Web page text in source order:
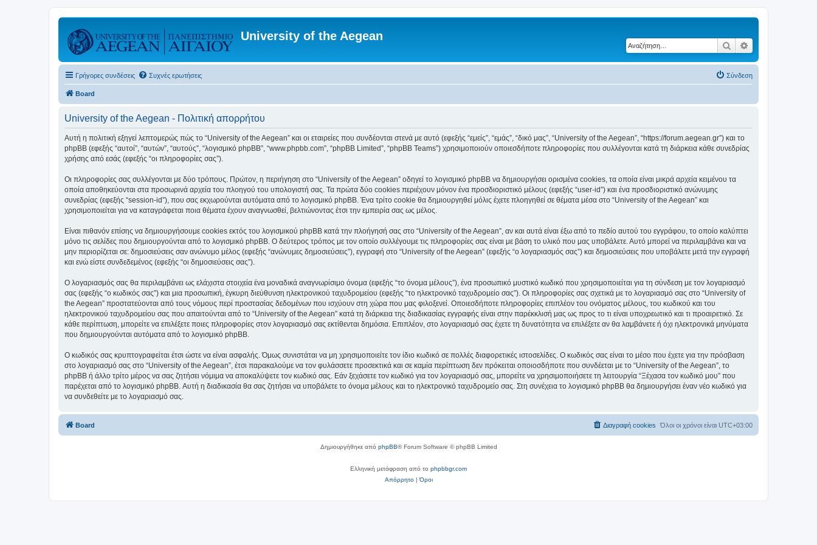
University of the Aegean
Αναζήτηση
Γρήγορες συνδέσεις Συχνές ερωτήσεις Σύνδεση
Board
University of the Aegean - Πολιτική απορρήτου
Αυτή η πολιτική εξηγεί λεπτομερώς πώς το “University of the Aegean” και οι εταιρείες που συνδέονται στενά με αυτό (εφεξής “εμείς”, “εμάς”, “δικό μας”, “University of the Aegean”, “https://forum.aegean.gr”) και το
phpBB (εφεξής “αυτοί”, “αυτών”, “αυτούς”, “λογισμικό phpBB”, “www.phpbb.com”, “phpBB Limited”, “phpBB Teams”) χρησιμοποιούν οποιεσδήποτε πληροφορίες που συλλέγονται κατά τη διάρκεια κάθε συνεδρίας
χρήσης από εσάς (εφεξής “οι πληροφορίες σας”).
Οι πληροφορίες σας συλλέγονται με δύο τρόπους. Πρώτον, η περιήγηση στο “University of the Aegean” οδηγεί το λογισμικό phpBB να δημιουργήσει ορισμένα cookies, τα οποία είναι μικρά αρχεία κειμένου τα
οποία αποθηκεύονται στα προσωρινά αρχεία του πλοηγού του υπολογιστή σας. Τα πρώτα δύο cookies περιέχουν μόνον ένα προσδιοριστικό μέλους (εφεξής “user-id”) και ένα προσδιοριστικό ανώνυμης
συνεδρίας (εφεξής “session-id”), που σας εκχωρούνται αυτόματα από το λογισμικό phpBB. Ένα τρίτο cookie θα δημιουργηθεί μόλις έχετε πλοηγηθεί σε θέματα μέσα στο “University of the Aegean” και
χρησιμοποιείται για να καταγράφεται ποια θέματα έχουν αναγνωσθεί, βελτιώνοντας έτσι την εμπειρία σας ως μέλος.
Είναι πιθανόν επίσης να δημιουργήσουμε cookies εκτός του λογισμικού phpBB κατά την πλοήγησή σας στο “University of the Aegean”, αν και αυτά είναι έξω από το πεδίο αυτού του εγγράφου, το οποίο καλύπτει
μόνο τις σελίδες που δημιουργούνται από το λογισμικό phpBB. Ο δεύτερος τρόπος με τον οποίο συλλέγουμε τις πληροφορίες σας είναι με βάση το υλικό που μας υποβάλετε. Αυτό μπορεί να περιλαμβάνει και να
μην περιορίζεται σε: δημοσιεύσεις σαν ανώνυμο μέλος (εφεξής “ανώνυμες δημοσιεύσεις”), εγγραφή στο “University of the Aegean” (εφεξής “ο λογαριασμός σας”) και δημοσιεύσεις που υποβάλετε μετά την εγγραφή
και ενώ είστε συνδεδεμένος (εφεξής “οι δημοσιεύσεις σας”).
Ο λογαριασμός σας θα περιλαμβάνει ως ελάχιστα στοιχεία ένα μοναδικά αναγνωρίσιμο όνομα (εφεξής “το όνομα μέλους”), ένα προσωπικό μυστικό κωδικό που χρησιμοποιείται για τη σύνδεση με τον λογαριασμό
σας (εφεξής “ο κωδικός σας”) και μια προσωπική, έγκυρη διεύθυνση ηλεκτρονικού ταχυδρομείου (εφεξής “το ηλεκτρονικό ταχυδρομείο σας”). Οι πληροφορίες σας σχετικά με το λογαριασμό σας στο “University of
the Aegean” προστατεύονται από τους νόμους περί προστασίας δεδομένων που ισχύουν στη χώρα που μας φιλοξενεί. Οποιεσδήποτε πληροφορίες επιπλέον του ονόματος μέλους, του κωδικού και του
ηλεκτρονικού ταχυδρομείου σας που απαιτούνται από το “University of the Aegean” κατά τη διάρκεια της διαδικασίας εγγραφής είναι στην παρέκκλισή μας ως προς το τι είναι υποχρεωτικό και τι προαιρετικό. Σε
κάθε περίπτωση, μπορείτε να επιλέξετε ποιες πληροφορίες στον λογαριασμό σας εκτίθενται δημόσια. Επιπλέον, στο λογαριασμό σας έχετε τη δυνατότητα να επιλέξετε αν θα λαμβάνετε ή όχι ηλεκτρονικά μηνύματα
που δημιουργούνται αυτόματα από το λογισμικό phpBB.
Ο κωδικός σας κρυπτογραφείται έτσι ώστε να είναι ασφαλής. Όμως συνιστάται να μη χρησιμοποιείτε τον ίδιο κωδικό σε πολλές διαφορετικές ιστοσελίδες. Ο κωδικός σας είναι το μέσο που έχετε για την πρόσβαση
στο λογαριασμό σας στο “University of the Aegean”, έτσι παρακαλούμε να τον φυλάσσετε προσεκτικά και σε καμία περίπτωση δεν πρόκειται οποιοσδήποτε που συνδέεται με το “University of the Aegean”, το
phpBB ή άλλο τρίτο μέρος να σας ζητήσει νόμιμα να αποκαλύψετε τον κωδικό σας. Εάν ξεχάσετε τον κωδικό για τον λογαριασμό σας, μπορείτε να χρησιμοποιήσετε τη λειτουργία “Ξέχασα τον κωδικό μου” που
παρέχεται από το λογισμικό phpBB. Αυτή η διαδικασία θα σας ζητήσει να υποβάλετε το όνομα μέλους και το ηλεκτρονικό ταχυδρομείο σας. Στη συνέχεια το λογισμικό phpBB θα δημιουργήσει έναν νέο κωδικό για
να συνδεθείτε με το λογαριασμό σας.
Board Όλοι οι χρόνοι είναι UTC+03:00
Διαγραφή cookies
Δημιουργήθηκε από phpBB® Forum Software © phpBB Limited
Ελληνική μετάφραση από το phpbbgr.com
Απόρρητο|Όροι